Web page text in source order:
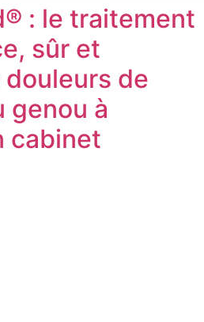
: le traitement
sûr et
de
genou à
cabinet